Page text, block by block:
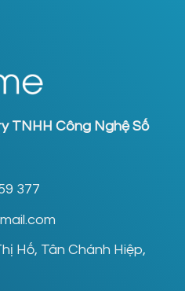
TNHH Công Nghệ Số
377
Hố, Tân Chánh Hiệp,